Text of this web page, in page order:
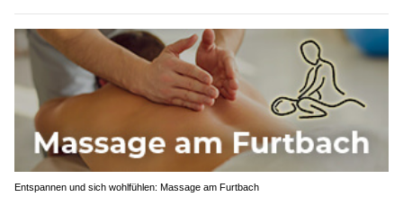
Entspannen und sich wohlfühlen: Massage am Furtbach